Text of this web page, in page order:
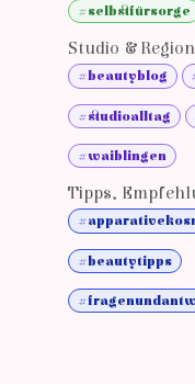
#selbstfürsorge
Studio & Region
#beautyblog
#studioalltag
#waiblingen
Tipps,
#beautytipps